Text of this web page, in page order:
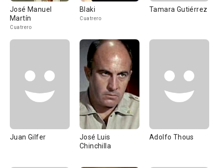
José Manuel
Martín
Cuatrero
Blaki
Cuatrero
Tamara Gutiérrez
Juan Gilfer
José Luis
Chinchilla
Adolfo Thous